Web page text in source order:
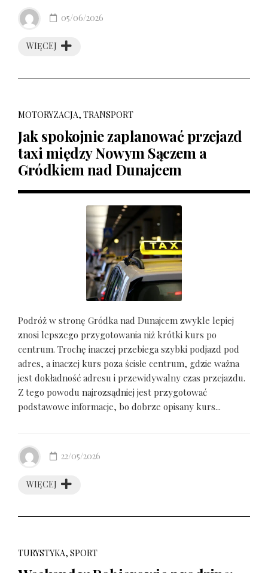
WIĘCEJ
05/06/2026
MOTORYZACJA, TRANSPORT
Jak spokojnie zaplanować przejazd
taxi między Nowym Sączem a
Gródkiem nad Dunajcem
Podróż w stronę Gródka nad Dunajcem zwykle lepiej
znosi lepszego przygotowania niż krótki kurs po
centrum. Trochę inaczej przebiega szybki podjazd pod
adres, a inaczej kurs poza ścisłe centrum, gdzie ważna
jest dokładność adresu i przewidywalny czas przejazdu.
Z tego powodu najrozsądniej jest przygotować
podstawowe informacje, bo dobrze opisany kurs...
WIĘCEJ
22/05/2026
TURYSTYKA, SPORT